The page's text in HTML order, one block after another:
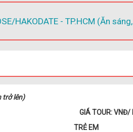
HAKODATE - TP.HCM (Ăn
trở lên)
GIÁ TOUR: VNĐ/
TRẺ EM